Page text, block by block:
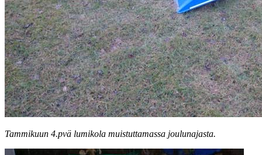
Tammikuun 4.pvä lumikola muistuttamassa joulunajasta.